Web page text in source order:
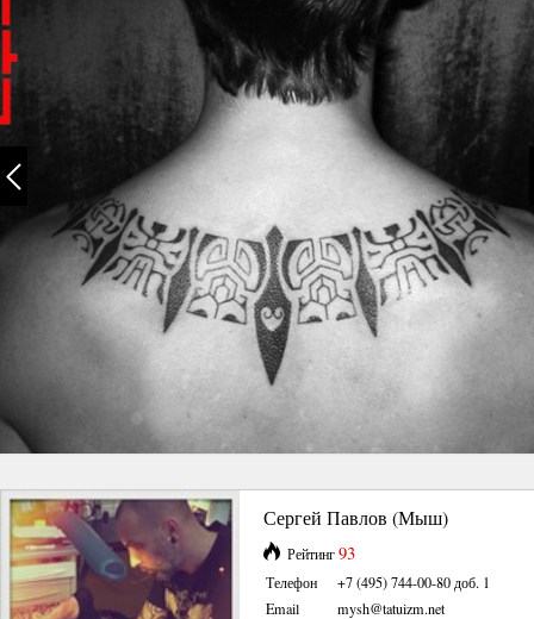
Сергей Павлов (Мыш)
Рейтинг93
Телефон
+7 (495) 744-00-80 доб. 1
Email
mysh@tatuizm.net